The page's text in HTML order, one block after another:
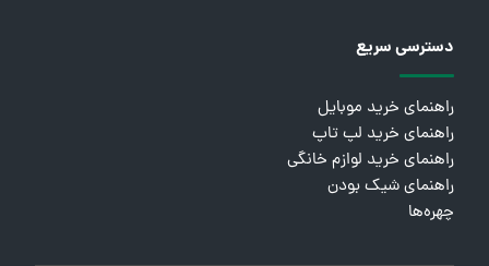
دسترسی سریع
راهنمای خرید موبایل
راهنمای خرید لپ تاپ
راهنمای خرید لوازم خانگی
راهنمای شیک بودن
چهره‌ها